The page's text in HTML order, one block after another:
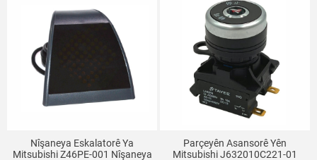
Mekanîkî Ya ME-8108
Nîşaneya Eskalatorê Ya
Mitsubishi Z46PE-001 Nîşaneya
Parçeyên Asansorê Yên
Mitsubishi J632010C221-01